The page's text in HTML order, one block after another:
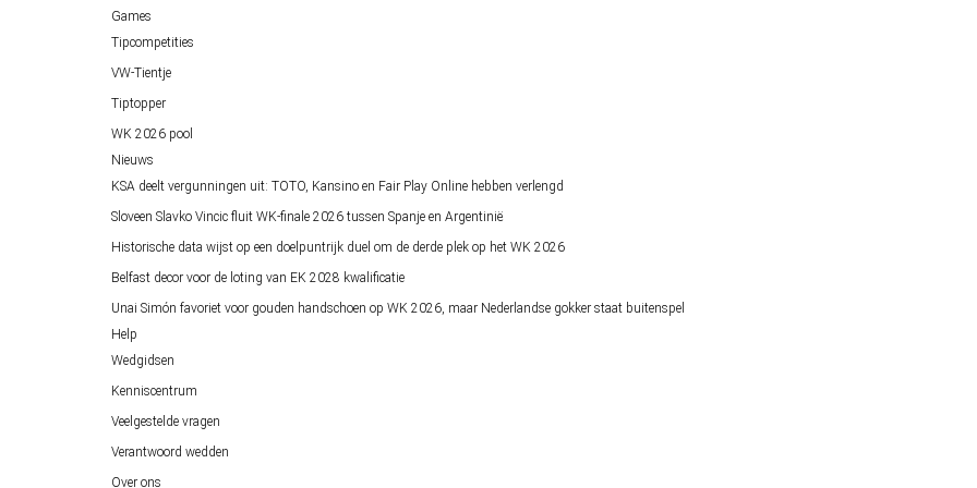
Games
Tipcompetities
VW-Tientje
Tiptopper
WK 2026 pool
Nieuws
KSA deelt vergunningen uit: TOTO, Kansino en Fair Play Online hebben verlengd
Sloveen Slavko Vincic fluit WK-finale 2026 tussen Spanje en Argentinië
Historische data wijst op een doelpuntrijk duel om de derde plek op het WK 2026
Belfast decor voor de loting van EK 2028 kwalificatie
Unai Simón favoriet voor gouden handschoen op WK 2026, maar Nederlandse gokker staat buitenspel
Help
Wedgidsen
Kenniscentrum
Veelgestelde vragen
Verantwoord wedden
Over ons